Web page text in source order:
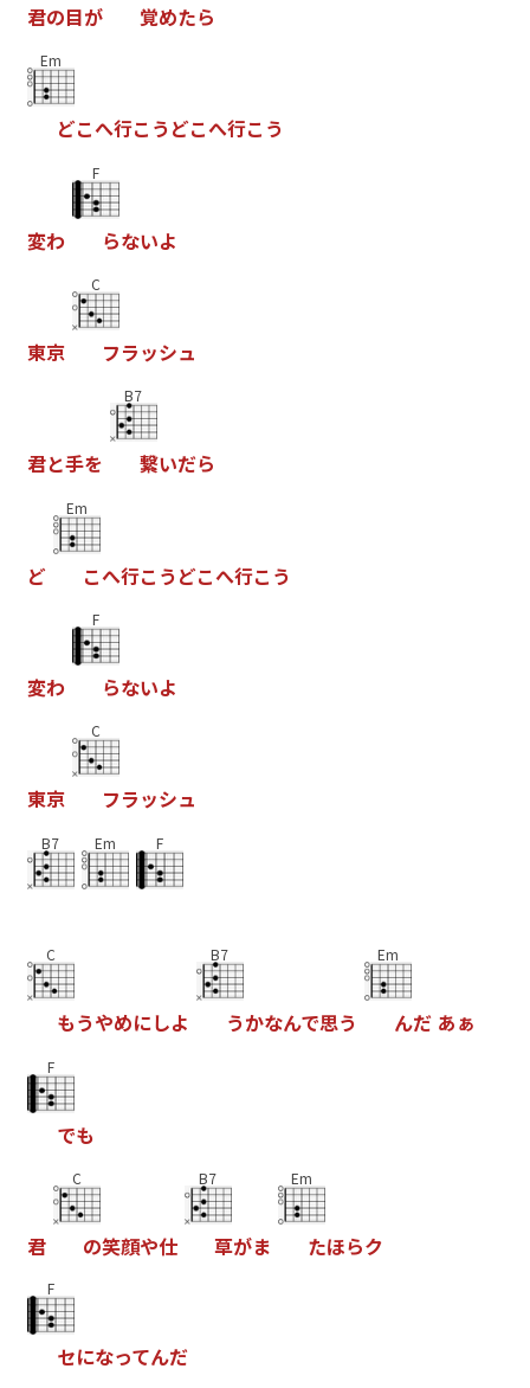
君の目が 覚めたら
Em
どこへ行こ う どこへ行こ う
変わ
F
らないよ
東京
C
フラッシュ
君と手を
B7
繋いだら
ど
Em
こへ行こ う どこへ行こ う
変わ
F
らないよ
東京
C
フラッシュ
B7 Em F
C
もうやめにしよ
B7
うかなんで思う
Em
んだ あぁ
F
でも
君
C
の笑顔や仕
B7
草がま
Em
たほらク
F
セになってんだ